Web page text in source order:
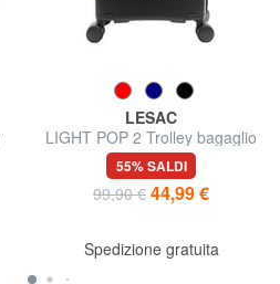
LESAC
LIGHT POP 2 Trolley bagaglio
a mano
55% SALDI
99,90 € 44,99 €
Spedizione gratuita